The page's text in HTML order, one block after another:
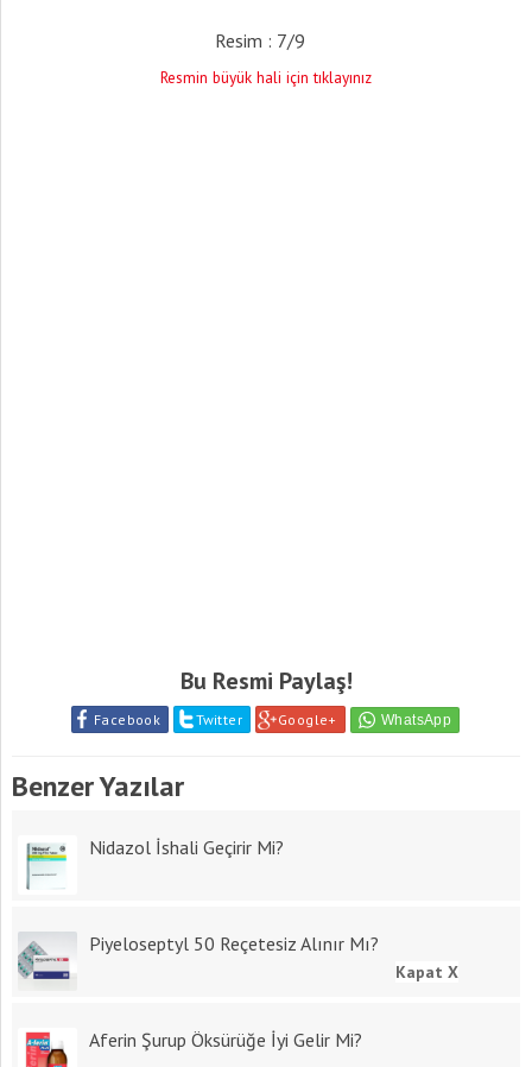
Resim : 7/9
Resmin büyük hali için tıklayınız
Bu Resmi Paylaş!
Facebook Twitter Google+
Benzer Yazılar
Nidazol İshali Geçirir Mi?
Piyeloseptyl 50 Reçetesiz Alınır Mı?
Aferin Şurup Öksürüğe İyi Gelir Mi?
Kapat X